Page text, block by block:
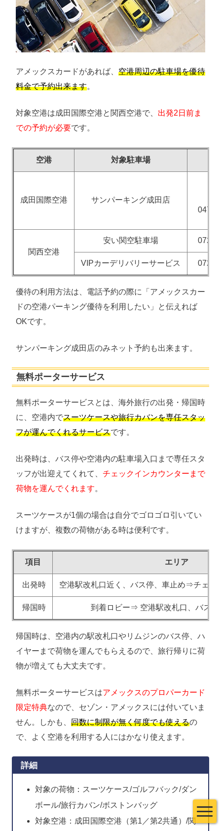
アメックスカードがあれば、 空港周辺の駐車場を優待
料金で予約出来ます。
対象空港は成田国際空港と関西空港で、 出発2日前ま
での予約が必要です。
空港 対象駐車場
成田国際空港 サンパーキング成田店
0476-
関西空港
安い関空駐車場 072-
VIPカーデリバリーサービス 072-
優待の利用方法は、電話予約の際に「アメックスカー
ドの空港パーキング優待を利用したい」と伝えれば
OKです。
サンパーキング成田店のみネット予約も出来ます。
無料ポーターサービス
無料ポーターサービスとは、海外旅行の出発・帰国時
に、空港内でスーツケースや旅行カバンを専任スタッ
フが運んでくれるサービスです。
出発時は、バス停や空港内の駐車場入口まで専任スタ
ッフが出迎えてくれて、 チェックインカウンターまで
荷物を運んでくれます。
スーツケースが1個の場合は自分でゴロゴロ引いてい
けますが、複数の荷物がある時は便利です。
項目 エリア
出発時 空港駅改札口近く、バス停、車止め⇒チェッ
帰国時 到着ロビー⇒ 空港駅改札口、バス停
帰国時は、空港内の駅改札口やリムジンのバス停、ハ
イヤーまで荷物を運んでもらえるので、旅行帰りに荷
物が増えても大丈夫です。
無料ポーターサービスはアメックスのプロパーカード
限定特典なので、セゾン・アメックスには付いていま
せん。しかも、 回数に制限が無く何度でも使えるの
で、よく空港を利用する人にはかなり使えます。
詳細
対象の荷物：スーツケース/ゴルフバック/ダン
ボール/旅行カバン/ボストンバッグ
対象空港：成田国際空港（第1／第2共通）/関